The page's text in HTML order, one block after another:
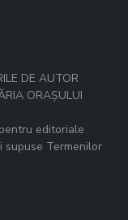
DE AUTOR
ORAȘULUI
editoriale
supuse Termenilor